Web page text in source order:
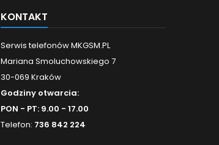
KONTAKT
Serwis telefonów MKGSM.PL
Mariana Smoluchowskiego 7
30-069 Kraków
Godziny otwarcia:
PON - PT: 9.00 - 17.00
Telefon: 736 842 224